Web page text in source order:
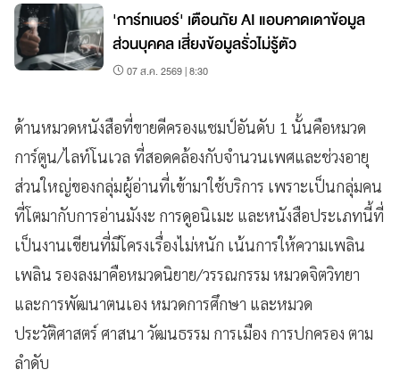
'การ์ทเนอร์' เตือนภัย AI แอบคาดเดาข้อมูล
ส่วนบุคคล เสี่ยงข้อมูลรั่วไม่รู้ตัว
07 ส.ค. 2569 | 8:30
ด้านหมวดหนังสือที่ขายดีครองแชมป์อันดับ 1 นั้นคือหมวด
การ์ตูน/ไลท์โนเวล ที่สอดคล้องกับจำนวนเพศและช่วงอายุ
ส่วนใหญ่ของกลุ่มผู้อ่านที่เข้ามาใช้บริการ เพราะเป็นกลุ่มคน
ที่โตมากับการอ่านมังงะ การดูอนิเมะ และหนังสือประเภทนี้ที่
เป็นงานเขียนที่มีโครงเรื่องไม่หนัก เน้นการให้ความเพลิน
เพลิน รองลงมาคือหมวดนิยาย/วรรณกรรม หมวดจิตวิทยา
และการพัฒนาตนเอง หมวดการศึกษา และหมวด
ประวัติศาสตร์ ศาสนา วัฒนธรรม การเมือง การปกครอง ตาม
ลำดับ